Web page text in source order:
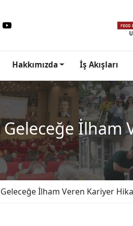
Hakkımızda İş Akışları
Geleceğe İlham
Geleceğe İlham Veren Kariyer